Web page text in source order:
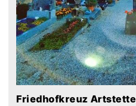
Friedhofkreuz